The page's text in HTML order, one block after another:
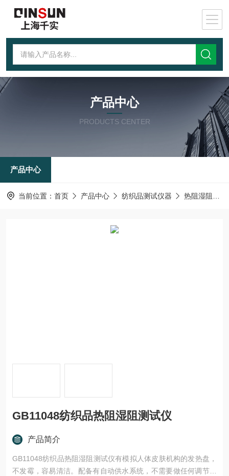
产品中心
PRODUCTS CENTER
产品中心
当前位置： 首页 产品中心 纺织品测试仪器 热阻湿阻测试仪
GB11048纺织品热阻湿阻测试仪
产品简介
GB11048纺织品热阻湿阻测试仪有模拟人体皮肤机构的发热盘，
不发霉，容易清洁。配备有自动供水系统，不需要做任何调节，